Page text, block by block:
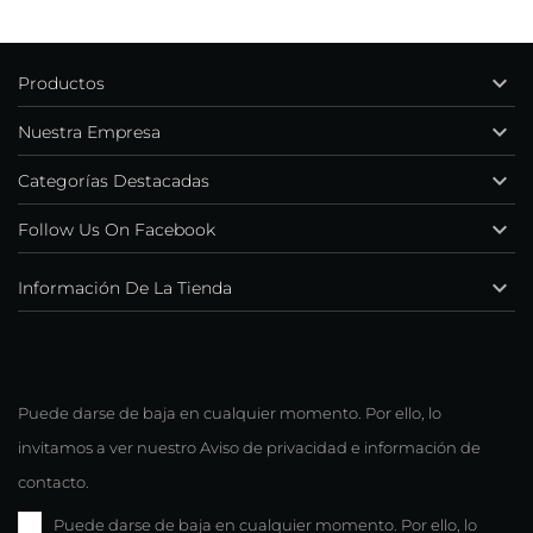
Información De La Tienda 
Puede darse de baja en cualquier momento. Por ello, lo
invitamos a ver nuestro Aviso de privacidad e información de
contacto.
Puede darse de baja en cualquier momento. Por ello, lo
Productos 
Nuestra Empresa 
Categorías Destacadas 
Follow Us On Facebook 